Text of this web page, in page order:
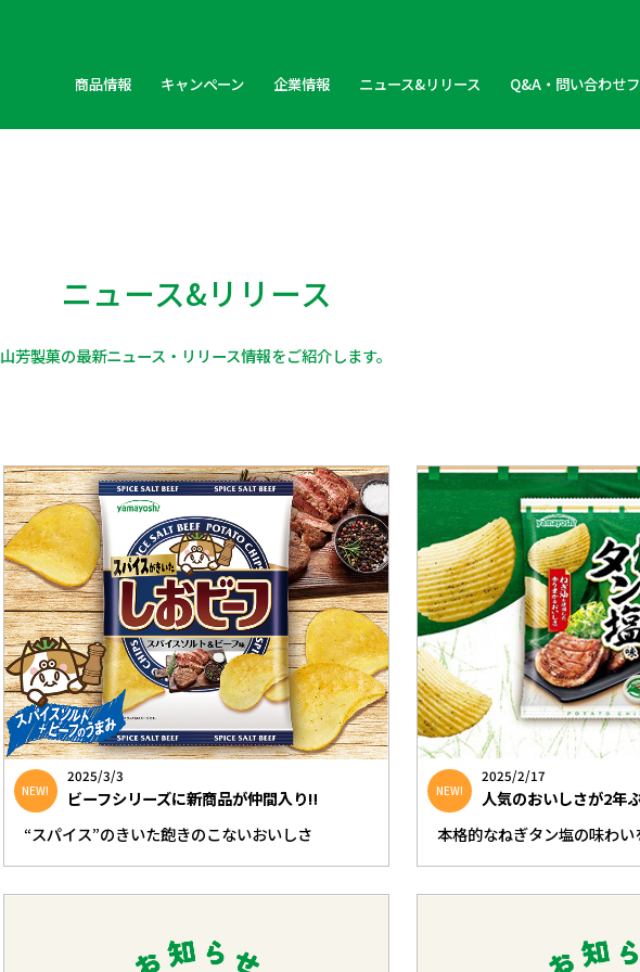
商品情報 キャンペーン 企業情報 ニュース&リリース Q&A・問い合わせ
ニュース&リリース
山芳製菓の最新ニュース・リリース情報をご紹介します。
NEW!
2025/3/3
ビーフシリーズに新商品が仲間入り‼
“スパイス”のきいた飽きのこないおいしさ
NEW!
2025/2/17
人気のおいしさが2年
本格的なねぎタン塩の味わい